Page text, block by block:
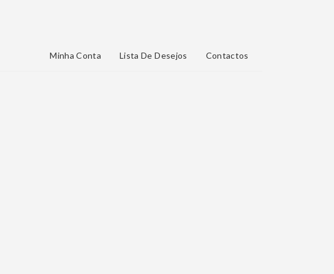
Minha Conta Lista De Desejos Contactos